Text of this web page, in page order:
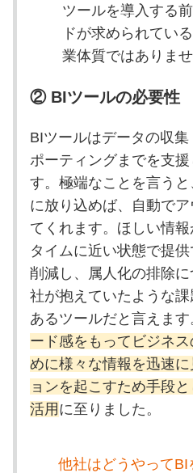
ツールを導入する
ドが求められてい
業体質ではありませ
② BIツールの必要性
BIツールはデータの収
ポーティングまでを支
す。極端なことを言う
に放り込めば、自動で
てくれます。ほしい情
タイムに近い状態で提
削減し、属人化の排除
社が抱えていたような
あるツールだと言えま
ード感をもってビジネ
めに様々な情報を迅速
ョンを起こすため手段
活用 に至りました。
他社はどうやってBI